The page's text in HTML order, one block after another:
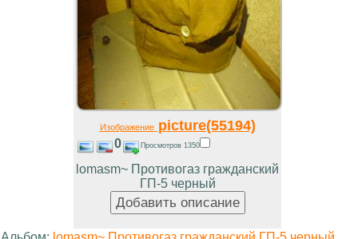
Изображениеpicture(55194)
0 Просмотров 1350
lomasm~ Противогаз гражданский
ГП-5 черный